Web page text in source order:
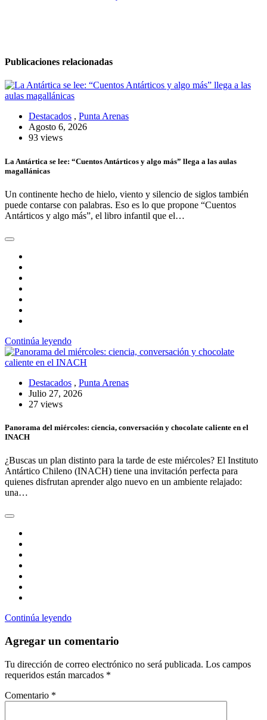
Publicaciones relacionadas
Destacados , Punta Arenas
Agosto 6, 2026
93 views
La Antártica se lee: “Cuentos Antárticos y algo más” llega a las aulas
magallánicas
Un continente hecho de hielo, viento y silencio de siglos también
puede contarse con palabras. Eso es lo que propone “Cuentos
Antárticos y algo más”, el libro infantil que el…
Continúa leyendo
Destacados , Punta Arenas
Julio 27, 2026
27 views
Panorama del miércoles: ciencia, conversación y chocolate caliente en el
INACH
¿Buscas un plan distinto para la tarde de este miércoles? El Instituto
Antártico Chileno (INACH) tiene una invitación perfecta para
quienes disfrutan aprender algo nuevo en un ambiente relajado:
una…
Continúa leyendo
Agregar un comentario
Tu dirección de correo electrónico no será publicada. Los campos
requeridos están marcados *
Comentario *